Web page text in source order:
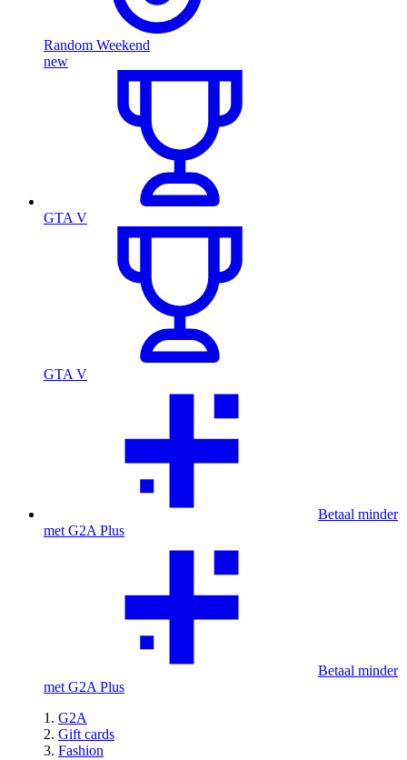
Random Weekend
new
GTA V
GTA V
Betaal minder
met G2A Plus
Betaal minder
met G2A Plus
G2A
Gift cards
Fashion